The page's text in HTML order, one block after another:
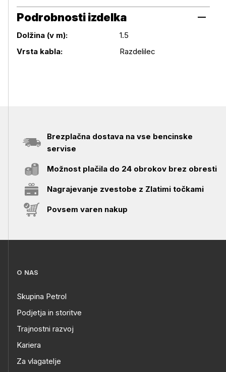
Podrobnosti izdelka
Podrobnosti izdelka
Dolžina (v m):
1.5
Vrsta kabla:
Razdelilec
Brezplačna dostava na vse bencinske
servise
Možnost plačila do 24 obrokov brez obresti
Nagrajevanje zvestobe z Zlatimi točkami
Povsem varen nakup
O NAS
Skupina Petrol
Podjetja in storitve
Trajnostni razvoj
Kariera
Za vlagatelje